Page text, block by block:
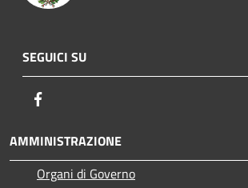
SEGUICI SU
AMMINISTRAZIONE
Organi di Governo